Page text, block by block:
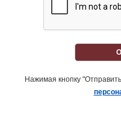
Нажимая кнопку